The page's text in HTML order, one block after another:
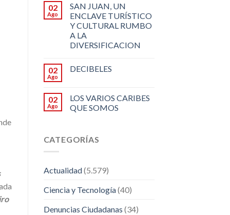
02
Ago
SAN JUAN, UN
ENCLAVE TURÍSTICO
Y CULTURAL RUMBO
A LA
DIVERSIFICACION
02
Ago
DECIBELES
02
Ago
LOS VARIOS CARIBES
QUE SOMOS
CATEGORÍAS
Actualidad(5.579)
Ciencia y Tecnología(40)
Denuncias Ciudadanas (34)